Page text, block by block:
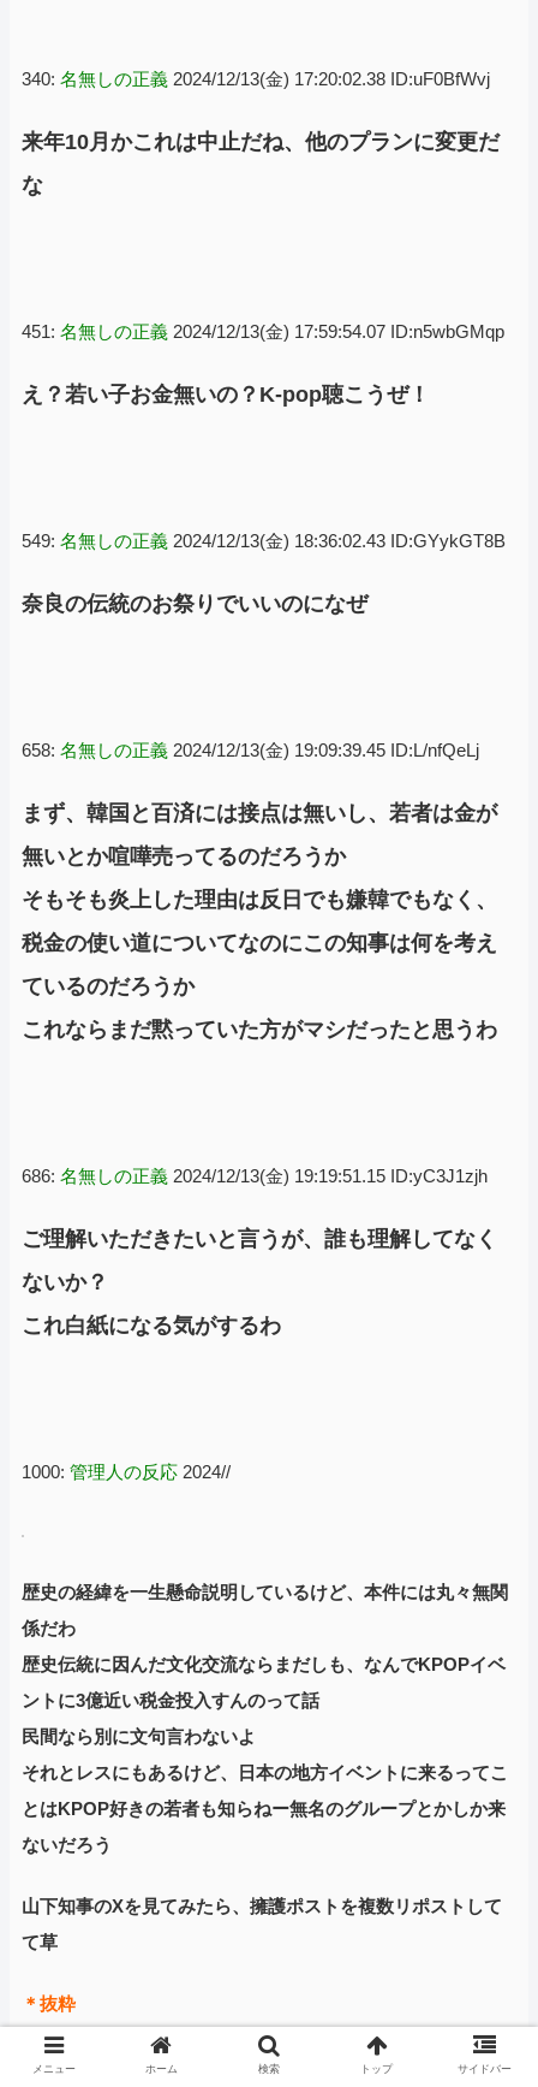
340: 名無しの正義 2024/12/13(金) 17:20:02.38 ID:uF0BfWvj
来年10月かこれは中止だね、他のプランに変更だ
な
451: 名無しの正義 2024/12/13(金) 17:59:54.07 ID:n5wbGMqp
え？若い子お金無いの？K-pop聴こうぜ！
549: 名無しの正義 2024/12/13(金) 18:36:02.43 ID:GYykGT8B
奈良の伝統のお祭りでいいのになぜ
658: 名無しの正義 2024/12/13(金) 19:09:39.45 ID:L/nfQeLj
まず、韓国と百済には接点は無いし、若者は金が
無いとか喧嘩売ってるのだろうか
そもそも炎上した理由は反日でも嫌韓でもなく、
税金の使い道についてなのにこの知事は何を考え
ているのだろうか
これならまだ黙っていた方がマシだったと思うわ
686: 名無しの正義 2024/12/13(金) 19:19:51.15 ID:yC3J1zjh
ご理解いただきたいと言うが、誰も理解してなく
ないか？
これ白紙になる気がするわ
1000: 管理人の反応 2024//
歴史の経緯を一生懸命説明しているけど、本件には丸々無関
係だわ
歴史伝統に因んだ文化交流ならまだしも、なんでKPOPイベ
ントに3億近い税金投入すんのって話
民間なら別に文句言わないよ
それとレスにもあるけど、日本の地方イベントに来るってこ
とはKPOP好きの若者も知らねー無名のグループとかしか来
ないだろう
山下知事のXを見てみたら、擁護ポストを複数リポストして
て草
＊抜粋
メニュー ホーム 検索 トップ サイドバー